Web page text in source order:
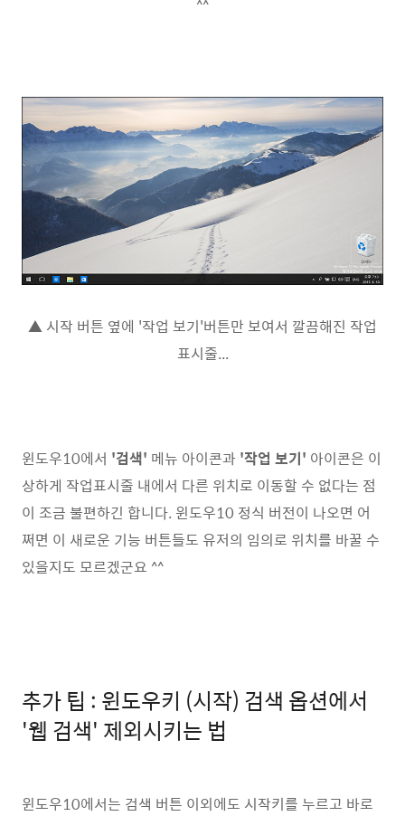
^^
▲ 시작 버튼 옆에 '작업 보기'버튼만 보여서 깔끔해진 작업
표시줄...
윈도우10에서 '검색' 메뉴 아이콘과 '작업 보기' 아이콘은 이
상하게 작업표시줄 내에서 다른 위치로 이동할 수 없다는 점
이 조금 불편하긴 합니다. 윈도우10 정식 버전이 나오면 어
쩌면 이 새로운 기능 버튼들도 유저의 임의로 위치를 바꿀 수
있을지도 모르겠군요 ^^
추가 팁 : 윈도우키 (시작) 검색 옵션에서
'웹 검색' 제외시키는 법
윈도우10에서는 검색 버튼 이외에도 시작키를 누르고 바로